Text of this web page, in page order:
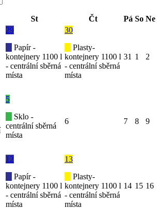
St Čt Pá So Ne
29
Papír -
kontejnery 1100 l
- centrální sběrná
místa
30
Plasty-
kontejnery 1100 l
- centrální sběrná
místa
31 1 2
5
Sklo -
centrální sběrná
místa
6 7 8 9
12
Papír -
kontejnery 1100 l
- centrální sběrná
místa
13
Plasty-
kontejnery 1100 l
- centrální sběrná
místa
14 15 16